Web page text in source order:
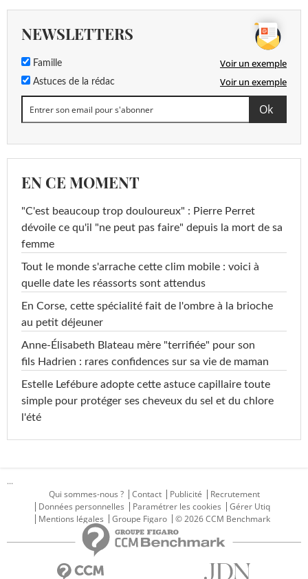
NEWSLETTERS
Famille Voir un exemple
Astuces de la rédac Voir un exemple
EN CE MOMENT
"C'est beaucoup trop douloureux" : Pierre Perret
dévoile ce qu'il "ne peut pas faire" depuis la mort de sa
femme
Tout le monde s'arrache cette clim mobile : voici à
quelle date les réassorts sont attendus
En Corse, cette spécialité fait de l'ombre à la brioche
au petit déjeuner
Anne-Élisabeth Blateau mère "terrifiée" pour son
fils Hadrien : rares confidences sur sa vie de maman
Estelle Lefébure adopte cette astuce capillaire toute
simple pour protéger ses cheveux du sel et du chlore
l'été
...
Qui sommes-nous ?
Contact Publicité
Recrutement
Données personnelles
Paramétrer les cookies
Gérer Utiq
Mentions légales
Groupe Figaro © 2026 CCM Benchmark